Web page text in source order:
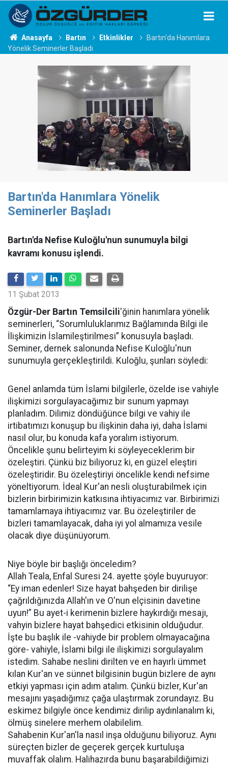
Anasayfa Bartın Etkinlikler
Bartın'da Hanımlara
Yönelik Seminerler Başladı
Bartın'da Hanımlara Yönelik
Seminerler Başladı
Bartın'da Nefise Kuloğlu'nun sunumuyla bilgi
kavramı konusu işlendi.
11 Şubat 2013
Özgür-Der Bartın Temsilcili'ğinin hanımlara yönelik
seminerleri, “Sorumluluklarımız Bağlamında Bilgi ile
İlişkimizin İslamileştirilmesi” konusuyla başladı.
Seminer, dernek salonunda Nefise Kuloğlu'nun
sunumuyla gerçekleştirildi. Kuloğlu, şunları söyledi:
Genel anlamda tüm İslami bilgilerle, özelde ise vahiyle
ilişkimizi sorgulayacağımız bir sunum yapmayı
planladım. Dilimiz döndüğünce bilgi ve vahiy ile
irtibatımızı konuşup bu ilişkinin daha iyi, daha İslami
nasıl olur, bu konuda kafa yoralım istiyorum.
Öncelikle şunu belirteyim ki söyleyeceklerim bir
özeleştiri. Çünkü biz biliyoruz ki, en güzel eleştiri
özeleştiridir. Bu özeleştiriyi öncelikle kendi nefsime
yöneltiyorum. İdeal Kur'an nesli oluşturabilmek için
bizlerin birbirimizin katkısına ihtiyacımız var. Birbirimizi
tamamlamaya ihtiyacımız var. Bu özeleştiriler de
bizleri tamamlayacak, daha iyi yol almamıza vesile
olacak diye düşünüyorum.
Niye böyle bir başlığı önceledim?
Allah Teala, Enfal Suresi 24. ayette şöyle buyuruyor:
“Ey iman edenler! Size hayat bahşeden bir dirilişe
çağrıldığınızda Allah'ın ve O'nun elçisinin davetine
uyun!” Bu ayet-i kerimenin bizlere haykırdığı mesajı,
vahyin bizlere hayat bahşedici etkisinin olduğudur.
İşte bu başlık ile -vahiyde bir problem olmayacağına
göre- vahiyle, İslami bilgi ile ilişkimizi sorgulayalım
istedim. Sahabe neslini dirilten ve en hayırlı ümmet
kılan Kur'an ve sünnet bilgisinin bugün bizlere de aynı
etkiyi yapması için adım atalım. Çünkü bizler, Kur'an
mesajını yaşadığımız çağa ulaştırmak zorundayız. Bu
eskimez bilgiyle önce kendimiz dirilip aydınlanalım ki,
ölmüş sinelere merhem olabilelim.
Sahabenin Kur'an'la nasıl inşa olduğunu biliyoruz. Aynı
süreçten bizler de geçerek gerçek kurtuluşa
muvaffak olalım. Halihazırda bunu başarabildiğimizi